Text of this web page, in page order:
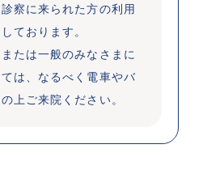
察に来られた方の利用
ております。
たは一般のみなさまに
は、なるべく電車やバ
上ご来院ください。